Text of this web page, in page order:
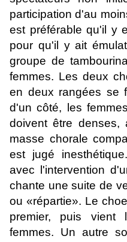
participation d'au
est préférable qu'il y
pour qu'il y ait
groupe de
femmes. Les deux
en deux rangées se
d'un côté, les
doivent être denses,
masse chorale
est jugé
avec l'intervention
chante une suite de
ou «répartie». Le
premier, puis
femmes. Un autre